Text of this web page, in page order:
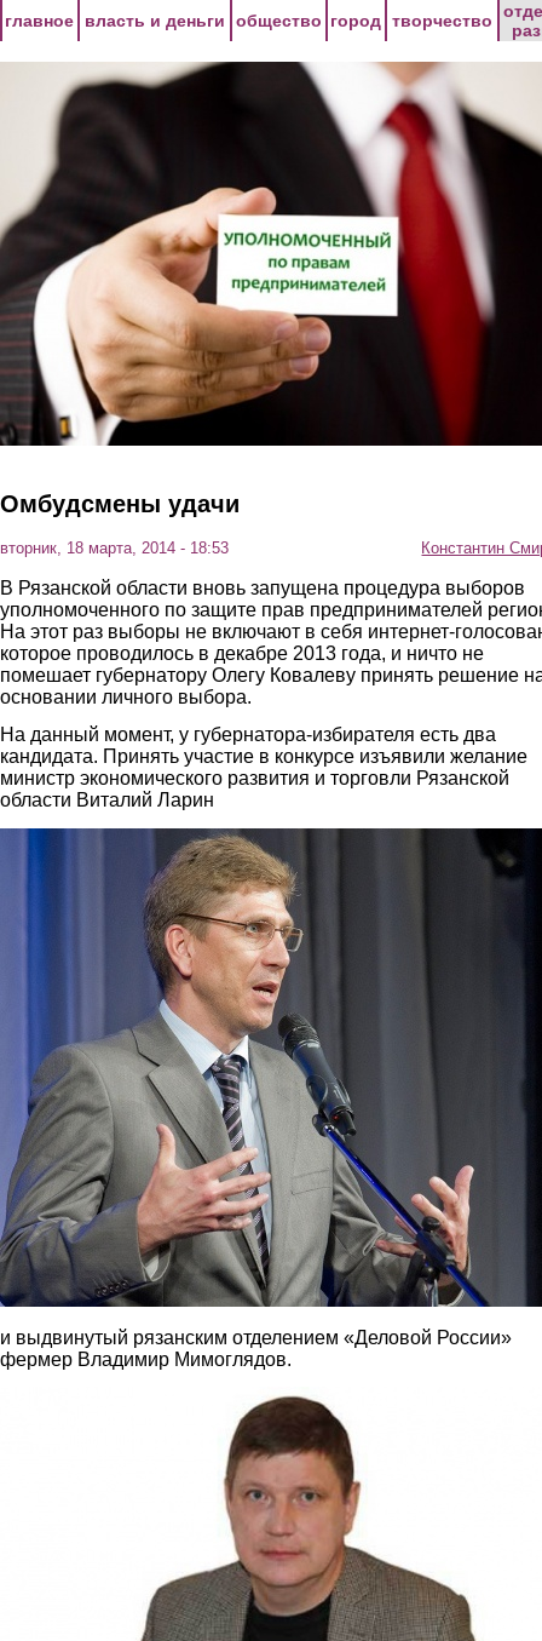
главное власть и деньги общество город творчество
Омбудсмены удачи
вторник, 18 марта, 2014 - 18:53 Константин
В Рязанской области вновь запущена процедура выборов
уполномоченного по защите прав предпринимателей
На этот раз выборы не включают в себя интернет-
которое проводилось в декабре 2013 года, и ничто не
помешает губернатору Олегу Ковалеву принять решение
основании личного выбора.
На данный момент, у губернатора-избирателя есть два
кандидата. Принять участие в конкурсе изъявили желание
министр экономического развития и торговли Рязанской
области Виталий Ларин
и выдвинутый рязанским отделением «Деловой России»
фермер Владимир Мимоглядов.